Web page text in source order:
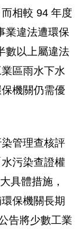
相較 94 年度
業違法遭環保
數以上屬違法
區雨水下水
機關仍需優
管理查核評
污染查證權
具體措施，
保機關長期
告將少數工業